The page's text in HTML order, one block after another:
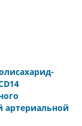
артериальной